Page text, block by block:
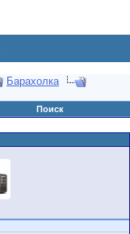
Барахолка
Поиск